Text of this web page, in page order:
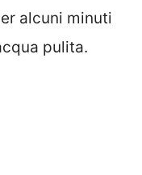
alcuni minuti
pulita.